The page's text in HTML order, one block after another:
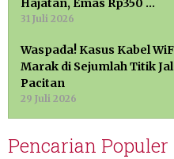
Hajatan, Emas Rp350 …
31 Juli 2026
Waspada! Kasus Kabel
Marak di Sejumlah Titik
Pacitan
29 Juli 2026
Pencarian Populer